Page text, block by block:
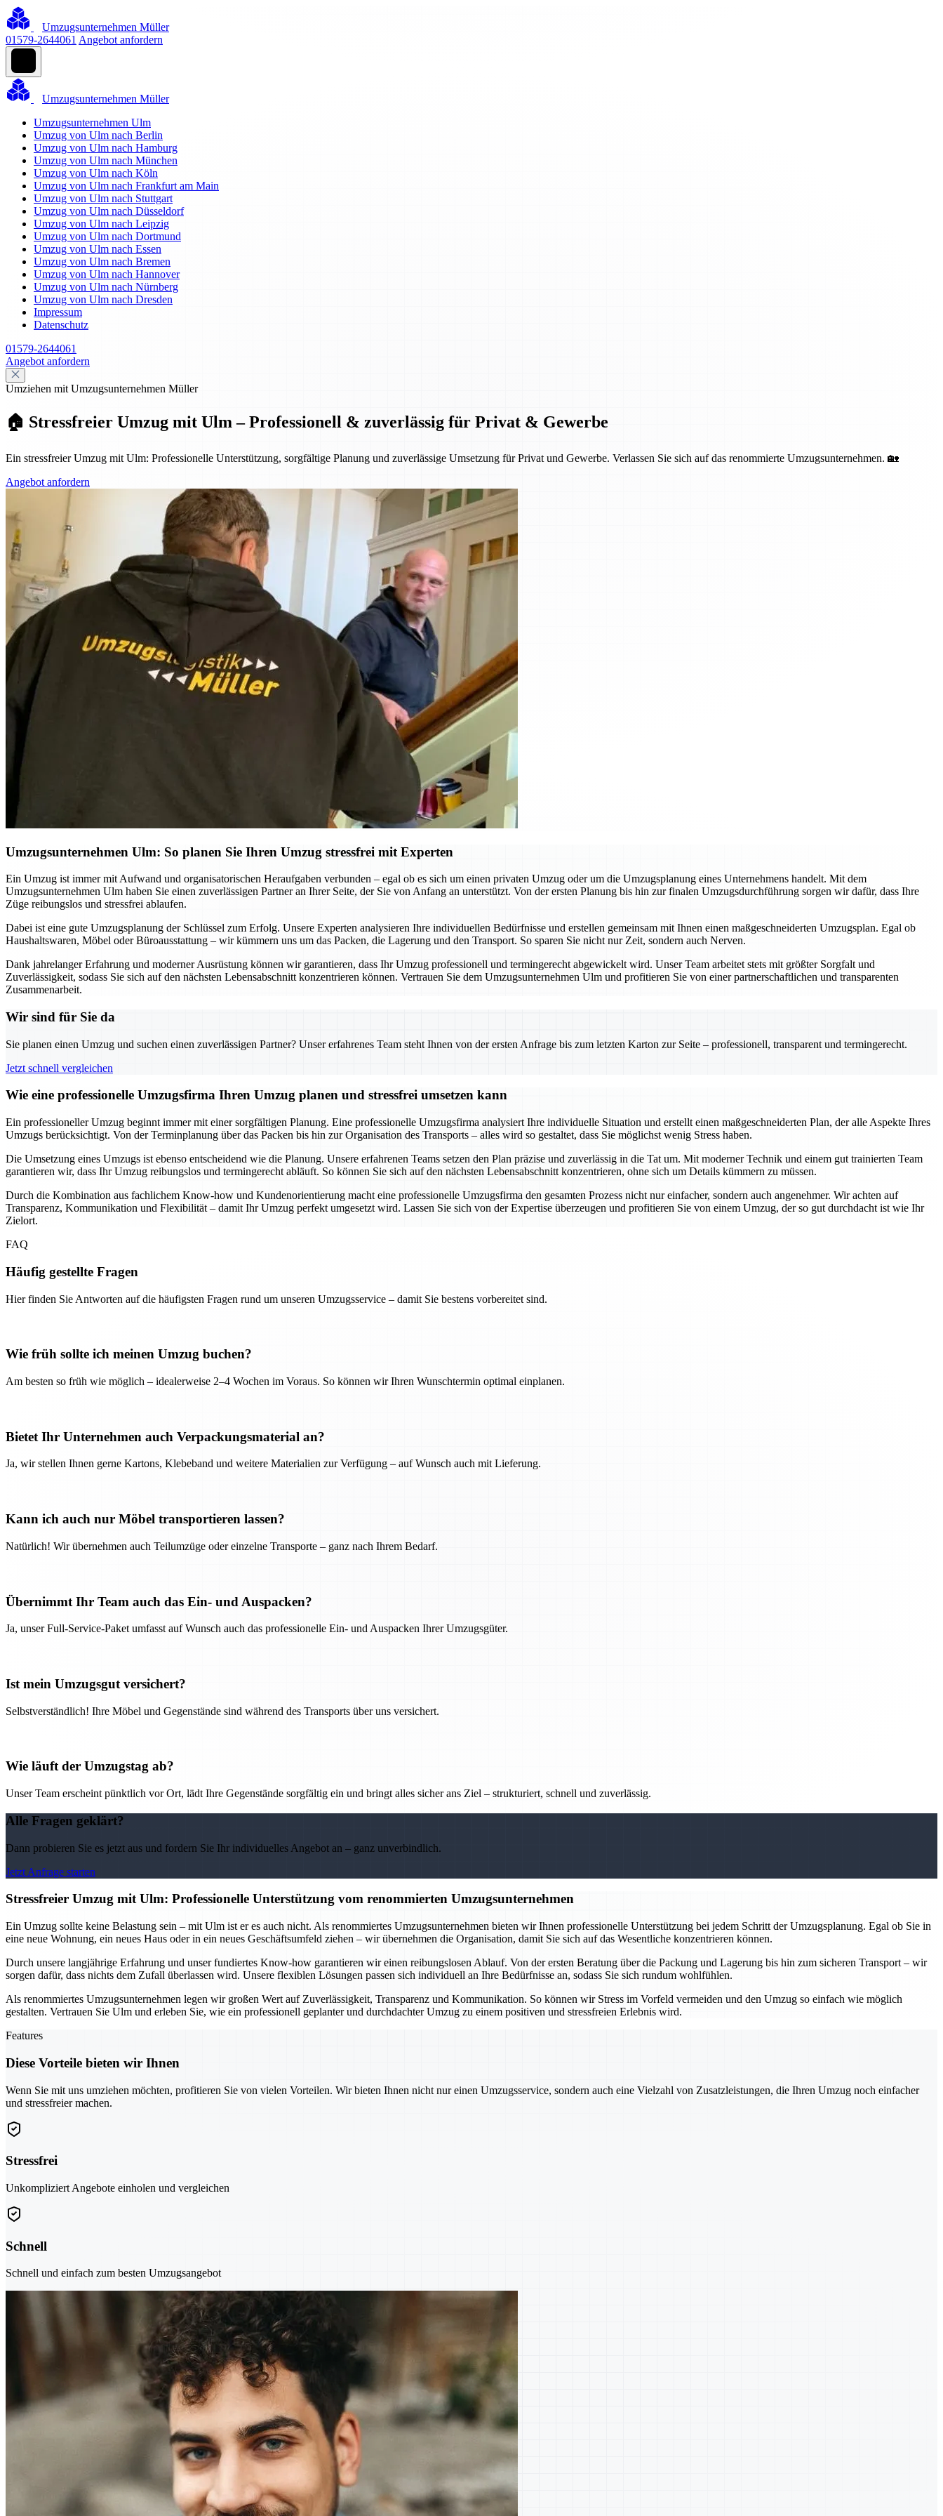
Umzugsunternehmen Müller
01579-2644061 Angebot anfordern
Umzugsunternehmen Müller
Umzugsunternehmen Ulm
Umzug von Ulm nach Berlin
Umzug von Ulm nach Hamburg
Umzug von Ulm nach München
Umzug von Ulm nach Köln
Umzug von Ulm nach Frankfurt am Main
Umzug von Ulm nach Stuttgart
Umzug von Ulm nach Düsseldorf
Umzug von Ulm nach Leipzig
Umzug von Ulm nach Dortmund
Umzug von Ulm nach Essen
Umzug von Ulm nach Bremen
Umzug von Ulm nach Hannover
Umzug von Ulm nach Nürnberg
Umzug von Ulm nach Dresden
Impressum
Datenschutz
01579-2644061
Angebot anfordern
Umziehen mit Umzugsunternehmen Müller
🏠 Stressfreier Umzug mit Ulm – Professionell & zuverlässig für Privat & Gewerbe
Ein stressfreier Umzug mit Ulm: Professionelle Unterstützung, sorgfältige Planung und zuverlässige Umsetzung für Privat und Gewerbe. Verlassen Sie sich auf das renommierte Umzugsunternehmen. 🏡
Angebot anfordern
Umzugsunternehmen Ulm: So planen Sie Ihren Umzug stressfrei mit Experten
Ein Umzug ist immer mit Aufwand und organisatorischen Heraufgaben verbunden – egal ob es sich um einen privaten Umzug oder um die Umzugsplanung eines Unternehmens handelt. Mit dem
Umzugsunternehmen Ulm haben Sie einen zuverlässigen Partner an Ihrer Seite, der Sie von Anfang an unterstützt. Von der ersten Planung bis hin zur finalen Umzugsdurchführung sorgen wir dafür, dass Ihre
Züge reibungslos und stressfrei ablaufen.
Dabei ist eine gute Umzugsplanung der Schlüssel zum Erfolg. Unsere Experten analysieren Ihre individuellen Bedürfnisse und erstellen gemeinsam mit Ihnen einen maßgeschneiderten Umzugsplan. Egal ob
Haushaltswaren, Möbel oder Büroausstattung – wir kümmern uns um das Packen, die Lagerung und den Transport. So sparen Sie nicht nur Zeit, sondern auch Nerven.
Dank jahrelanger Erfahrung und moderner Ausrüstung können wir garantieren, dass Ihr Umzug professionell und termingerecht abgewickelt wird. Unser Team arbeitet stets mit größter Sorgfalt und
Zuverlässigkeit, sodass Sie sich auf den nächsten Lebensabschnitt konzentrieren können. Vertrauen Sie dem Umzugsunternehmen Ulm und profitieren Sie von einer partnerschaftlichen und transparenten
Zusammenarbeit.
Wir sind für Sie da
Sie planen einen Umzug und suchen einen zuverlässigen Partner? Unser erfahrenes Team steht Ihnen von der ersten Anfrage bis zum letzten Karton zur Seite – professionell, transparent und termingerecht.
Jetzt schnell vergleichen
Wie eine professionelle Umzugsfirma Ihren Umzug planen und stressfrei umsetzen kann
Ein professioneller Umzug beginnt immer mit einer sorgfältigen Planung. Eine professionelle Umzugsfirma analysiert Ihre individuelle Situation und erstellt einen maßgeschneiderten Plan, der alle Aspekte Ihres
Umzugs berücksichtigt. Von der Terminplanung über das Packen bis hin zur Organisation des Transports – alles wird so gestaltet, dass Sie möglichst wenig Stress haben.
Die Umsetzung eines Umzugs ist ebenso entscheidend wie die Planung. Unsere erfahrenen Teams setzen den Plan präzise und zuverlässig in die Tat um. Mit moderner Technik und einem gut trainierten Team
garantieren wir, dass Ihr Umzug reibungslos und termingerecht abläuft. So können Sie sich auf den nächsten Lebensabschnitt konzentrieren, ohne sich um Details kümmern zu müssen.
Durch die Kombination aus fachlichem Know-how und Kundenorientierung macht eine professionelle Umzugsfirma den gesamten Prozess nicht nur einfacher, sondern auch angenehmer. Wir achten auf
Transparenz, Kommunikation und Flexibilität – damit Ihr Umzug perfekt umgesetzt wird. Lassen Sie sich von der Expertise überzeugen und profitieren Sie von einem Umzug, der so gut durchdacht ist wie Ihr
Zielort.
FAQ
Häufig gestellte Fragen
Hier finden Sie Antworten auf die häufigsten Fragen rund um unseren Umzugsservice – damit Sie bestens vorbereitet sind.
Wie früh sollte ich meinen Umzug buchen?
Am besten so früh wie möglich – idealerweise 2–4 Wochen im Voraus. So können wir Ihren Wunschtermin optimal einplanen.
Bietet Ihr Unternehmen auch Verpackungsmaterial an?
Ja, wir stellen Ihnen gerne Kartons, Klebeband und weitere Materialien zur Verfügung – auf Wunsch auch mit Lieferung.
Kann ich auch nur Möbel transportieren lassen?
Natürlich! Wir übernehmen auch Teilumzüge oder einzelne Transporte – ganz nach Ihrem Bedarf.
Übernimmt Ihr Team auch das Ein- und Auspacken?
Ja, unser Full-Service-Paket umfasst auf Wunsch auch das professionelle Ein- und Auspacken Ihrer Umzugsgüter.
Ist mein Umzugsgut versichert?
Selbstverständlich! Ihre Möbel und Gegenstände sind während des Transports über uns versichert.
Wie läuft der Umzugstag ab?
Unser Team erscheint pünktlich vor Ort, lädt Ihre Gegenstände sorgfältig ein und bringt alles sicher ans Ziel – strukturiert, schnell und zuverlässig.
Alle Fragen geklärt?
Dann probieren Sie es jetzt aus und fordern Sie Ihr individuelles Angebot an – ganz unverbindlich.
Jetzt Anfrage starten
Stressfreier Umzug mit Ulm: Professionelle Unterstützung vom renommierten Umzugsunternehmen
Ein Umzug sollte keine Belastung sein – mit Ulm ist er es auch nicht. Als renommiertes Umzugsunternehmen bieten wir Ihnen professionelle Unterstützung bei jedem Schritt der Umzugsplanung. Egal ob Sie in
eine neue Wohnung, ein neues Haus oder in ein neues Geschäftsumfeld ziehen – wir übernehmen die Organisation, damit Sie sich auf das Wesentliche konzentrieren können.
Durch unsere langjährige Erfahrung und unser fundiertes Know-how garantieren wir einen reibungslosen Ablauf. Von der ersten Beratung über die Packung und Lagerung bis hin zum sicheren Transport – wir
sorgen dafür, dass nichts dem Zufall überlassen wird. Unsere flexiblen Lösungen passen sich individuell an Ihre Bedürfnisse an, sodass Sie sich rundum wohlfühlen.
Als renommiertes Umzugsunternehmen legen wir großen Wert auf Zuverlässigkeit, Transparenz und Kommunikation. So können wir Stress im Vorfeld vermeiden und den Umzug so einfach wie möglich
gestalten. Vertrauen Sie Ulm und erleben Sie, wie ein professionell geplanter und durchdachter Umzug zu einem positiven und stressfreien Erlebnis wird.
Features
Diese Vorteile bieten wir Ihnen
Wenn Sie mit uns umziehen möchten, profitieren Sie von vielen Vorteilen. Wir bieten Ihnen nicht nur einen Umzugsservice, sondern auch eine Vielzahl von Zusatzleistungen, die Ihren Umzug noch einfacher
und stressfreier machen.
Stressfrei
Unkompliziert Angebote einholen und vergleichen
Schnell
Schnell und einfach zum besten Umzugsangebot